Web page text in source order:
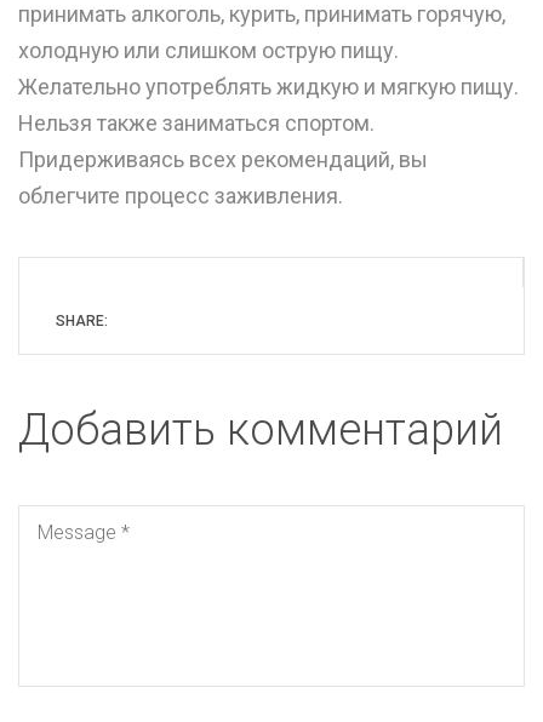
принимать алкоголь, курить, принимать горячую,
холодную или слишком острую пищу.
Желательно употреблять жидкую и мягкую пищу.
Нельзя также заниматься спортом.
Придерживаясь всех рекомендаций, вы
облегчите процесс заживления.
SHARE:
Добавить комментарий